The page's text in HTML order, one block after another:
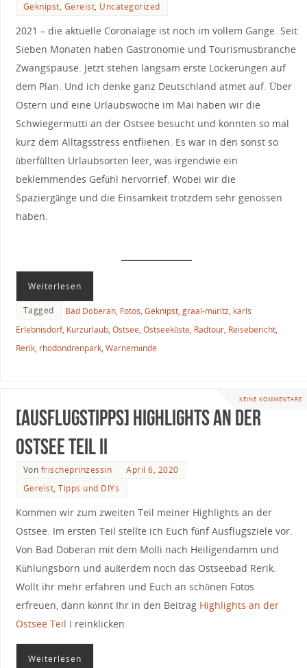
Geknipst, Gereist, Uncategorized
2021 – die aktuelle Coronalage ist noch im vollem Gange. Seit
Sieben Monaten haben Gastronomie und Tourismusbranche
Zwangspause. Jetzt stehen langsam erste Lockerungen auf
dem Plan. Und ich denke ganz Deutschland atmet auf. Über
Ostern und eine Urlaubswoche im Mai haben wir die
Schwiegermutti an der Ostsee besucht und konnten so mal
kurz dem Alltagsstress entfliehen. Es war in den sonst so
überfüllten Urlaubsorten leer, was irgendwie ein
beklemmendes Gefühl hervorrief. Wobei wir die
Spaziergänge und die Einsamkeit trotzdem sehr genossen
haben.
Weiterlesen
Tagged Bad Doberan, Fotos, Geknipst, graal-müritz, karls
Erlebnisdorf, Kurzurlaub, Ostsee, Ostseeküste, Radtour, Reisebericht,
Rerik, rhodondrenpark, Warnemünde
KEINE KOMMENTARE
[Ausflugstipps] Highlights an der
Ostsee Teil II
Von frischeprinzessin
April 6, 2020
Gereist,Tipps und DIYs
Kommen wir zum zweiten Teil meiner Highlights an der
Ostsee. Im ersten Teil stellte ich Euch fünf Ausflugsziele vor.
Von Bad Doberan mit dem Molli nach Heiligendamm und
Kühlungsborn und außerdem noch das Ostseebad Rerik.
Wollt ihr mehr erfahren und Euch an schönen Fotos
erfreuen, dann könnt Ihr in den Beitrag Highlights an der
Ostsee Teil I reinklicken.
Weiterlesen